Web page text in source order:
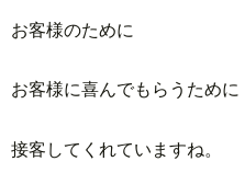
お客様のために
お客様に喜んでもらうために
接客してくれていますね。